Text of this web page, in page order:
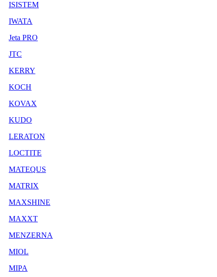
ISISTEM
IWATA
Jeta PRO
JTC
KERRY
KOCH
KOVAX
KUDO
LERATON
LOCTITE
MATEQUS
MATRIX
MAXSHINE
MAXXT
MENZERNA
MIOL
MIPA